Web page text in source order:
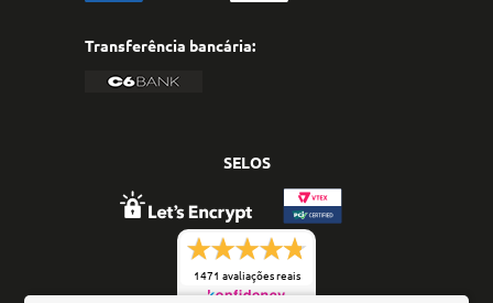
Transferência bancária:
SELOS
1471 avaliações reais